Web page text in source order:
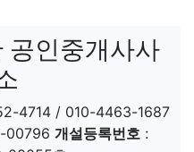
공인중개사사
4714 / 010-4463-1687
00796 개설등록번호 :